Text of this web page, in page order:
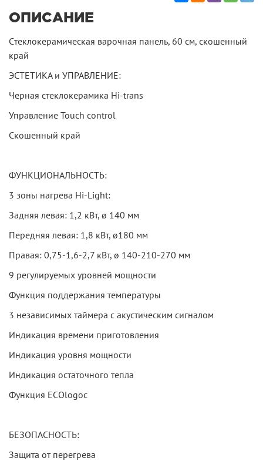
ОПИСАНИЕ
Cтеклокерамическая варочная панель, 60 см, скошенный
край
ЭСТЕТИКА и УПРАВЛЕНИЕ:
Черная стеклокерамика Hi-trans
Управление Touch control
Скошенный край
ФУНКЦИОНАЛЬНОСТЬ:
3 зоны нагрева Hi-Light:
Задняя левая: 1,2 кВт, ø 140 мм
Передняя левая: 1,8 кВт, ø180 мм
Правая: 0,75-1,6-2,7 кВт, ø 140-210-270 мм
9 регулируемых уровней мощности
Функция поддержания температуры
3 независимых таймера с акустическим сигналом
Индикация времени приготовления
Индикация уровня мощности
Индикация остаточного тепла
Функция ECOlogoc
БЕЗОПАСНОСТЬ:
Защита от перегрева